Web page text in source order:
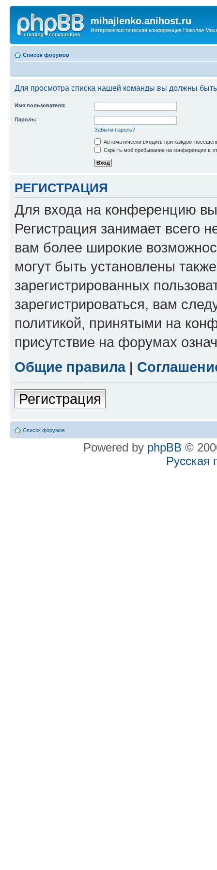
mihajlenko.anihost.ru
Интерлингвистическая конференция Николая
Список форумов
Для просмотра списка нашей команды вы должны
Имя пользователя:
Пароль:
Забыли пароль?
Автоматически входить при каждом
Скрыть моё пребывание на конференции в
РЕГИСТРАЦИЯ
Для входа на конференцию
Регистрация занимает всего
вам более широкие
могут быть установлены
зарегистрированных
зарегистрироваться, вам
политикой, принятыми на
присутствие на форумах
Общие правила|
Регистрация
Список форумов
Powered by phpBB ©
Русская